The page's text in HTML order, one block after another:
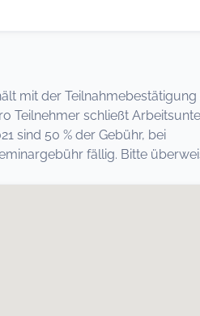
mit der Teilnahmebestätigung
Teilnehmer schließt
sind 50 % der Gebühr, bei
fällig. Bitte